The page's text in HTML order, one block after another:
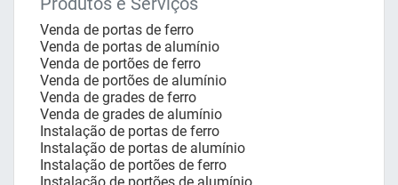
Venda de portas de ferro
Venda de portas de alumínio
Venda de portões de ferro
Venda de portões de alumínio
Venda de grades de ferro
Venda de grades de alumínio
Instalação de portas de ferro
Instalação de portas de alumínio
Instalação de portões de ferro